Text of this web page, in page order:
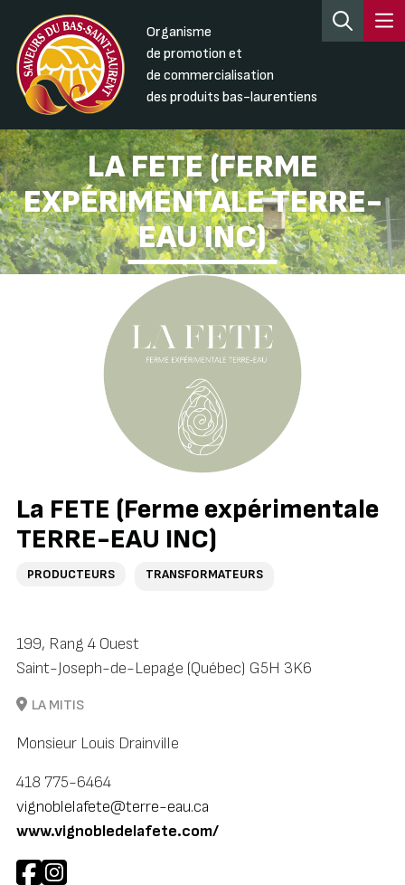
Organisme
de promotion et
de commercialisation
des produits bas-laurentiens
LA FETE (FERME
EXPÉRIMENTALE TERRE-
EAU INC)
La FETE (Ferme expérimentale
TERRE-EAU INC)
PRODUCTEURS TRANSFORMATEURS
199, Rang 4 Ouest
Saint-Joseph-de-Lepage (Québec) G5H 3K6
LA MITIS
Monsieur Louis Drainville
418 775-6464
vignoblelafete@terre-eau.ca
www.vignobledelafete.com/